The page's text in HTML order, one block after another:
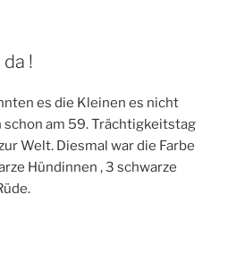
!
es die Kleinen es nicht
am 59. Trächtigkeitstag
Welt. Diesmal war die Farbe
Hündinnen , 3 schwarze